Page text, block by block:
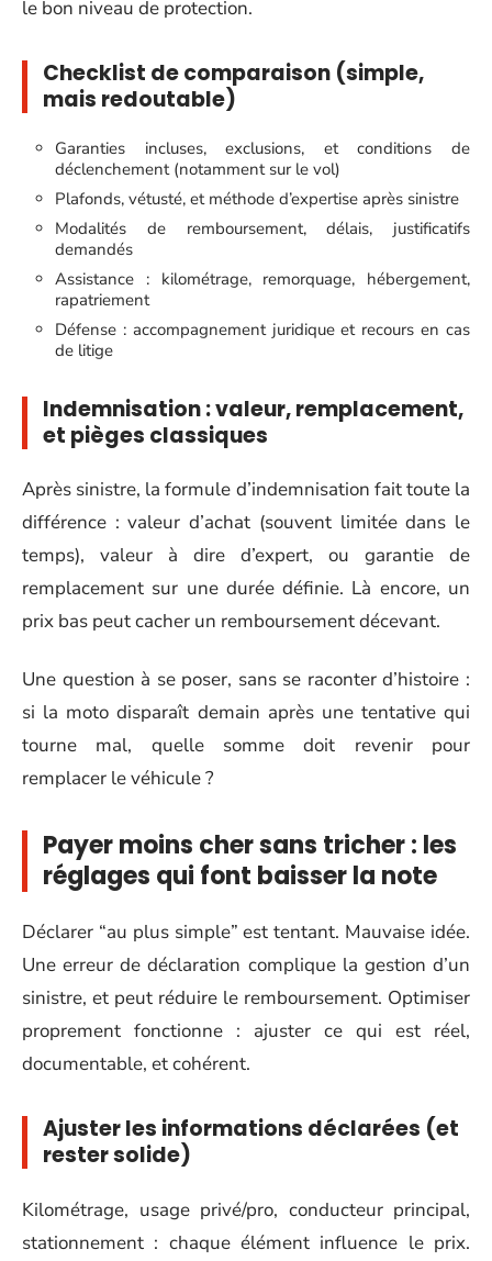
le bon niveau de protection.
Checklist de comparaison (simple,
mais redoutable)
Garanties incluses, exclusions, et conditions de
déclenchement (notamment sur le vol)
Plafonds, vétusté, et méthode d’expertise après sinistre
Modalités de remboursement, délais, justificatifs
demandés
Assistance : kilométrage, remorquage, hébergement,
rapatriement
Défense : accompagnement juridique et recours en cas
de litige
Indemnisation : valeur, remplacement,
et pièges classiques
Après sinistre, la formule d’indemnisation fait toute la
différence : valeur d’achat (souvent limitée dans le
temps), valeur à dire d’expert, ou garantie de
remplacement sur une durée définie. Là encore, un
prix bas peut cacher un remboursement décevant.
Une question à se poser, sans se raconter d’histoire :
si la moto disparaît demain après une tentative qui
tourne mal, quelle somme doit revenir pour
remplacer le véhicule ?
Payer moins cher sans tricher : les
réglages qui font baisser la note
Déclarer “au plus simple” est tentant. Mauvaise idée.
Une erreur de déclaration complique la gestion d’un
sinistre, et peut réduire le remboursement. Optimiser
proprement fonctionne : ajuster ce qui est réel,
documentable, et cohérent.
Ajuster les informations déclarées (et
rester solide)
Kilométrage, usage privé/pro, conducteur principal,
stationnement : chaque élément influence le prix.